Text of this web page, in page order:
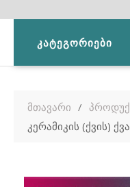
ᲙᲐᲢᲔᲒᲝᲠᲘᲔᲑᲘ
მთავარი
კერამიკის (ქვის)